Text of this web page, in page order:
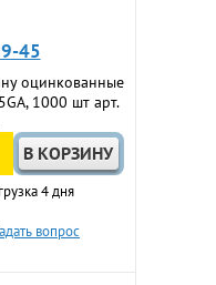
45
оцинкованные
1000 шт арт.
4 дня
вопрос